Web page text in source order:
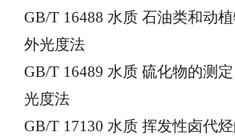
GB/T 16488 水质 石油类和动
外光度法
GB/T 16489 水质 硫化物的测
光度法
GB/T 17130 水质 挥发性卤代